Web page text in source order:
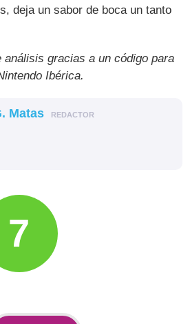
deja un sabor de boca un tanto
análisis gracias a un código para
Ibérica.
Matas REDACTOR
7